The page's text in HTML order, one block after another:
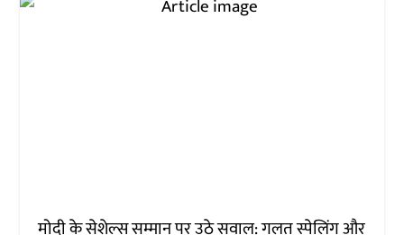
मोदी के सेशेल्स सम्मान पर उठे सवाल: गलत स्पेलिंग और